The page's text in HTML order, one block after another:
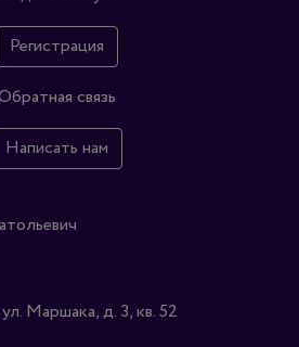
Регистрация
связь
Написать нам
Маршака, д. 3, кв. 52